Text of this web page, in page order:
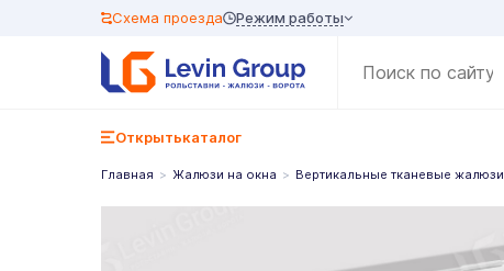
Схема проезда Режим работы
Открытькаталог
Главная Жалюзи на окна Вертикальные тканевые жалюзи